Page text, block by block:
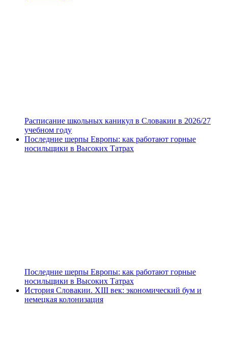
Расписание школьных каникул в Словакии в 2026/27
учебном году
Последние шерпы Европы: как работают горные
носильщики в Высоких Татрах
Последние шерпы Европы: как работают горные
носильщики в Высоких Татрах
История Словакии. XIII век: экономический бум и
немецкая колонизация